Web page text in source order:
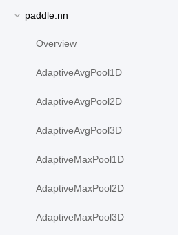
paddle.nn
Overview
AdaptiveAvgPool1D
AdaptiveAvgPool2D
AdaptiveAvgPool3D
AdaptiveMaxPool1D
AdaptiveMaxPool2D
AdaptiveMaxPool3D